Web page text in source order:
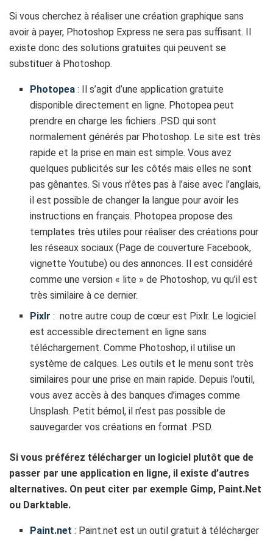
Si vous cherchez à réaliser une création graphique sans
avoir à payer, Photoshop Express ne sera pas suffisant. Il
existe donc des solutions gratuites qui peuvent se
substituer à Photoshop.
Photopea : Il s’agit d’une application gratuite
disponible directement en ligne. Photopea peut
prendre en charge les fichiers .PSD qui sont
normalement générés par Photoshop. Le site est très
rapide et la prise en main est simple. Vous avez
quelques publicités sur les côtés mais elles ne sont
pas gênantes. Si vous n’êtes pas à l’aise avec l’anglais,
il est possible de changer la langue pour avoir les
instructions en français. Photopea propose des
templates très utiles pour réaliser des créations pour
les réseaux sociaux (Page de couverture Facebook,
vignette Youtube) ou des annonces. Il est considéré
comme une version « lite » de Photoshop, vu qu’il est
très similaire à ce dernier.
Pixlr: notre autre coup de cœur est Pixlr. Le logiciel
est accessible directement en ligne sans
téléchargement. Comme Photoshop, il utilise un
système de calques. Les outils et le menu sont très
similaires pour une prise en main rapide. Depuis l’outil,
vous avez accès à des banques d’images comme
Unsplash. Petit bémol, il n’est pas possible de
sauvegarder vos créations en format .PSD.
Si vous préférez télécharger un logiciel plutôt que de
passer par une application en ligne, il existe d’autres
alternatives. On peut citer par exemple Gimp, Paint.Net
ou Darktable.
Paint.net : Paint.net est un outil gratuit à télécharger